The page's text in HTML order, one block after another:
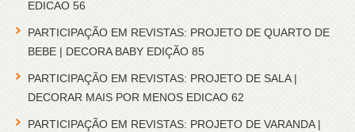
EDICAO 56
PARTICIPAÇÃO EM REVISTAS: PROJETO DE QUARTO DE
BEBE | DECORA BABY EDIÇÃO 85
PARTICIPAÇÃO EM REVISTAS: PROJETO DE SALA |
DECORAR MAIS POR MENOS EDICAO 62
PARTICIPAÇÃO EM REVISTAS: PROJETO DE VARANDA |